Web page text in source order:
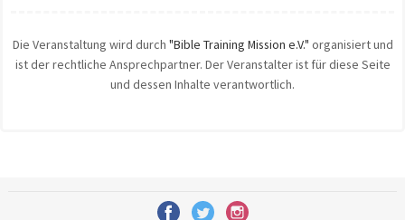
Die Veranstaltung wird durch "Bible Training Mission e.V." organisiert und
ist der rechtliche Ansprechpartner. Der Veranstalter ist für diese Seite
und dessen Inhalte verantwortlich.